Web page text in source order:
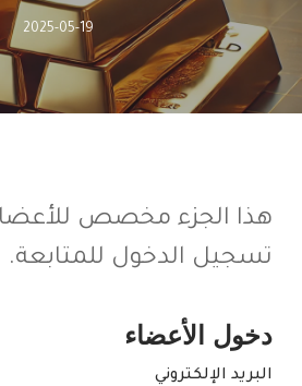
2025-05-19
هذا الجزء مخصص
تسجيل الدخول للمتابعة.
دخول الأعضاء
البريد الإلكتروني